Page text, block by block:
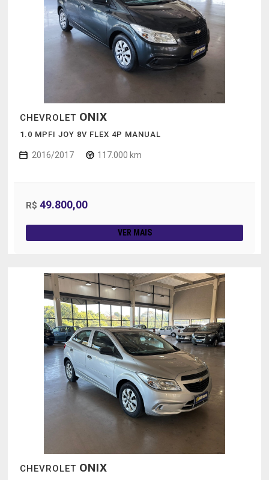
CHEVROLET ONIX
1.0 MPFI JOY 8V FLEX 4P MANUAL
2016/2017 117.000 km
R$ 49.800,00
VER MAIS
CHEVROLET ONIX